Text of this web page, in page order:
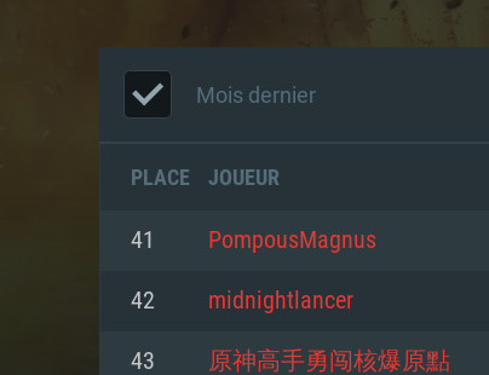
Mois dernier
PLACE JOUEUR
41 PompousMagnus
42 midnightlancer
43 原神高手勇闯核爆原點